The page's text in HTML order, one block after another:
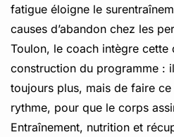
fatigue éloigne le
causes d’abandon chez les
Toulon, le coach intègre cette
construction du programme : il
toujours plus, mais de faire ce
rythme, pour que le corps
Entraînement, nutrition et